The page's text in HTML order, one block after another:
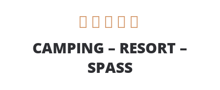
CAMPING – RESORT –
SPASS